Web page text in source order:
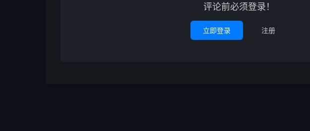
评论前必须登录！
立即登录 注册